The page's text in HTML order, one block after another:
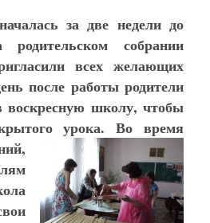
за две недели до
собрании
всех желающих
после работы родители
воскресную школу, чтобы
урока.Во время